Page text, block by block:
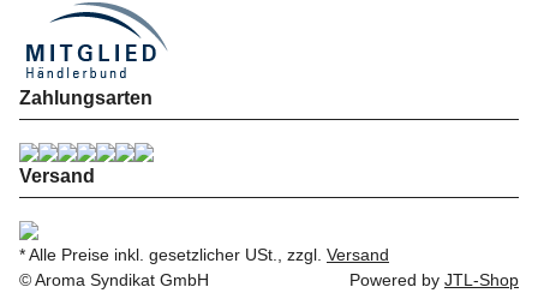
Zahlungsarten
Versand
* Alle Preise inkl. gesetzlicher USt., zzgl. Versand
© Aroma Syndikat GmbH
Powered by JTL-Shop